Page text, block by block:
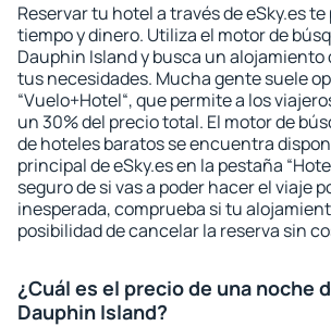
Reservar tu hotel a través de eSky.es
tiempo y dinero. Utiliza el motor de
Dauphin Island y busca un alojamiento
tus necesidades. Mucha gente suele
“Vuelo+Hotel“, que permite a los
un 30% del precio total. El motor de
de hoteles baratos se encuentra
principal de eSky.es en la pestaña
seguro de si vas a poder hacer el viaje
inesperada, comprueba si tu
posibilidad de cancelar la reserva sin
¿Cuál es el precio de una noche
Dauphin Island?